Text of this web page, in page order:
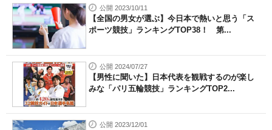
公開 2023/10/11
【全国の男女が選ぶ】今日本で熱いと思う「ス
ポーツ競技」ランキングTOP38！ 第...
公開 2024/07/27
【男性に聞いた】日本代表を観戦するのが楽し
みな「パリ五輪競技」ランキングTOP2...
公開 2023/12/01